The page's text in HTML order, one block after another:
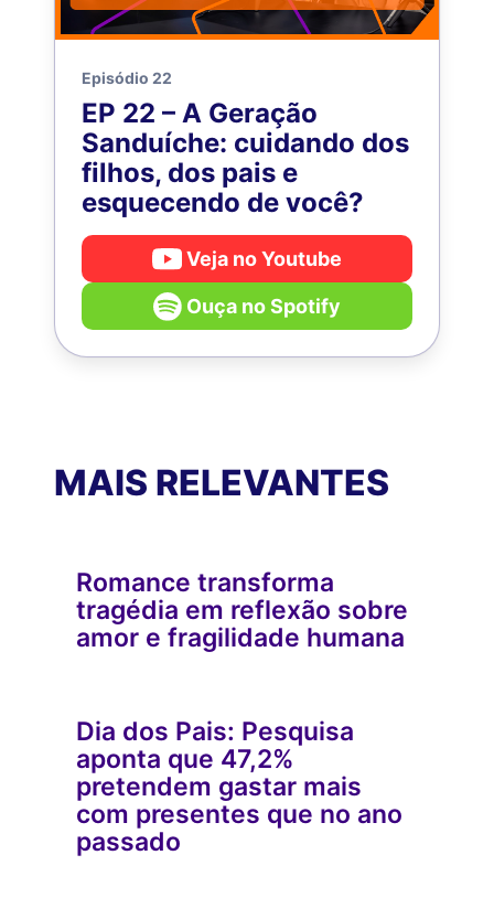
Episódio 22
EP 22 – A Geração
Sanduíche: cuidando dos
filhos, dos pais e
esquecendo de você?
Veja no Youtube
Ouça no Spotify
MAIS RELEVANTES
Romance transforma
tragédia em reflexão sobre
amor e fragilidade humana
Dia dos Pais: Pesquisa
aponta que 47,2%
pretendem gastar mais
com presentes que no ano
passado